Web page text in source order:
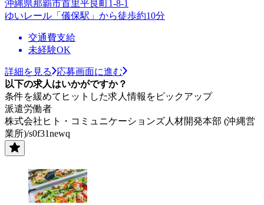
沖縄県那覇市首里平良町1-8-1
ゆいレール「儀保駅」から徒歩約10分
交通費支給
未経験OK
詳細を見る
応募画面に進む
以下の求人はいかがですか？
条件を緩めてヒットした求人情報をピックアップ
派遣労働者
株式会社ヒト・コミュニケーションズ人材開発本部 (沖縄営
業所)/s0f31newq